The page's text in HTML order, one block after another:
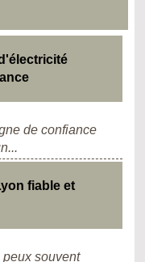
de confiance
fiable et
peux souvent